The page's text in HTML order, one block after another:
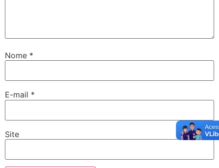
Nome *
E-mail *
Site